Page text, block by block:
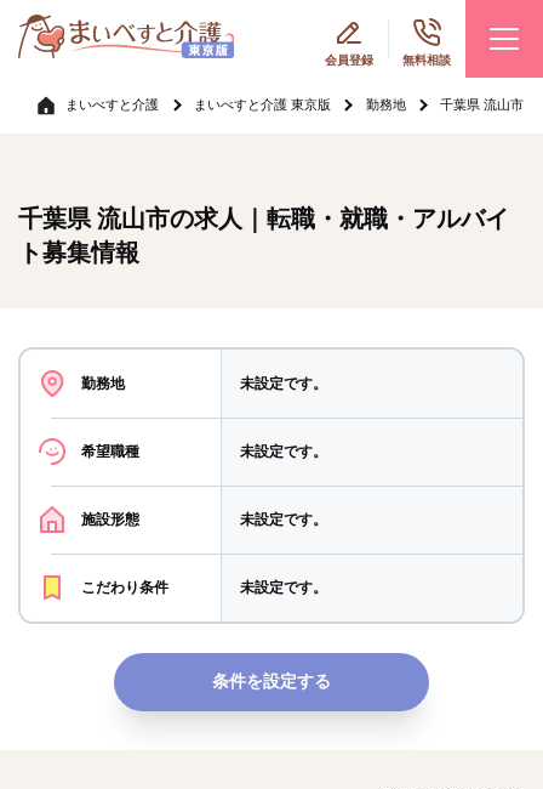
会員登録 無料相談
まいべすと介護 まいべすと介護 東京版 勤務地 千葉県 流山市
千葉県 流山市の求人｜転職・就職・アルバイ
ト募集情報
勤務地 未設定です。
希望職種 未設定です。
施設形態 未設定です。
こだわり条件 未設定です。
条件を設定する